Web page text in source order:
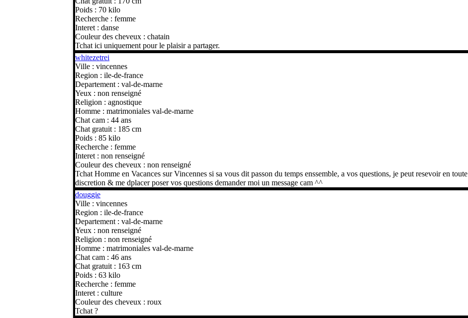
Poids : 70 kilo
Recherche : femme
Interet : danse
Couleur des cheveux : chatain
Tchat ici uniquement pour le plaisir a partager.
whitezetrei
Ville : vincennes
Region : ile-de-france
Departement : val-de-marne
Yeux : non renseigné
Religion : agnostique
Homme : matrimoniales val-de-marne
Chat cam : 44 ans
Chat gratuit : 185 cm
Poids : 85 kilo
Recherche : femme
Interet : non renseigné
Couleur des cheveux : non renseigné
Tchat Homme en Vacances sur Vincennes si sa vous dit passon du temps enssemble, a vos questions, je peut resevoir en toute
discretion & me dplacer poser vos questions demander moi un message cam ^^
douggie
Ville : vincennes
Region : ile-de-france
Departement : val-de-marne
Yeux : non renseigné
Religion : non renseigné
Homme : matrimoniales val-de-marne
Chat cam : 46 ans
Chat gratuit : 163 cm
Poids : 63 kilo
Recherche : femme
Interet : culture
Couleur des cheveux : roux
Tchat ?